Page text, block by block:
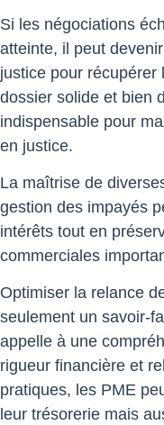
Si les négociations
atteinte, il peut
justice pour récupérer
dossier solide et bien
indispensable pour
en justice.
La maîtrise de
gestion des impayés
intérêts tout en
commerciales
Optimiser la relance
seulement un savoir-
appelle à une
rigueur financière et
pratiques, les PME
leur trésorerie mais